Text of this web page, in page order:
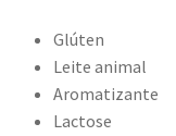
Glúten
Leite animal
Aromatizante
Lactose